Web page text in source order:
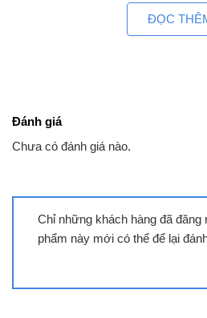
ĐỌC
Đánh giá
Chưa có đánh giá nào.
Chỉ những khách hàng đã đăng
phẩm này mới có thể để lại